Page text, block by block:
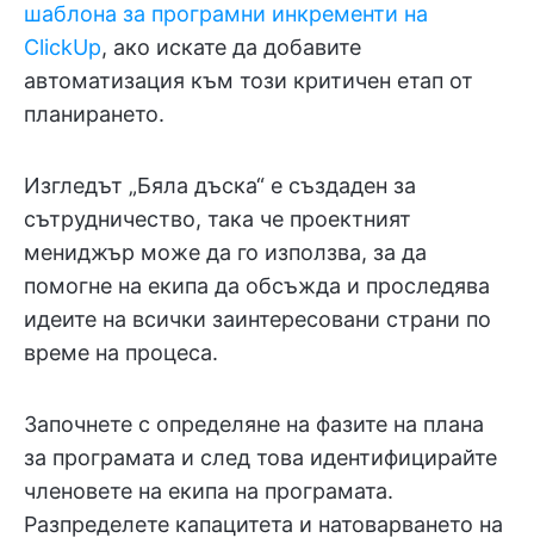
шаблона за програмни инкременти на
ClickUp, ако искате да добавите
автоматизация към този критичен етап от
планирането.
Изгледът „Бяла дъска“ е създаден за
сътрудничество, така че проектният
мениджър може да го използва, за да
помогне на екипа да обсъжда и проследява
идеите на всички заинтересовани страни по
време на процеса.
Започнете с определяне на фазите на плана
за програмата и след това идентифицирайте
членовете на екипа на програмата.
Разпределете капацитета и натоварването на